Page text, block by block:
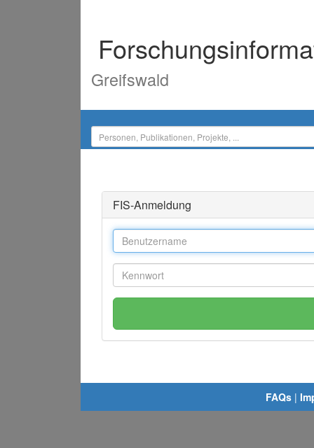
Greifswald
FIS-Anmeldung
FAQs |